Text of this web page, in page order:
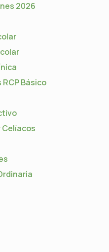
2026
Básico
Celíacos